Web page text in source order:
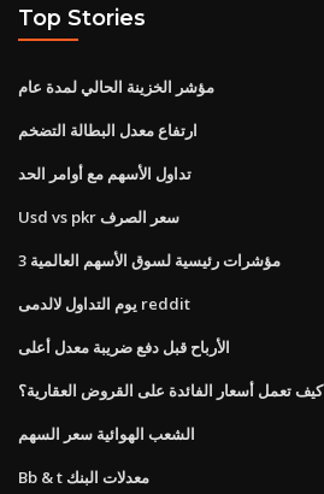
Top Stories
مؤشر الخزينة الحالي لمدة عام
ارتفاع معدل البطالة التضخم
تداول الأسهم مع أوامر الحد
Usd vs pkr سعر الصرف
3 مؤشرات رئيسية لسوق الأسهم العالمية
يوم التداول لالدمى reddit
الأرباح قبل دفع ضريبة معدل أعلى
كيف تعمل أسعار الفائدة على القروض العقارية؟
الشعب الهوائية سعر السهم
Bb & t معدلات البنك